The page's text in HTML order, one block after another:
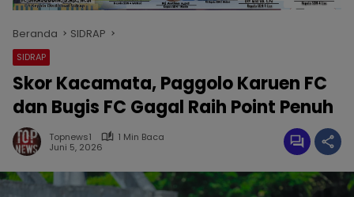
Beranda SIDRAP
SIDRAP
Skor Kacamata, Paggolo Karuen FC
dan Bugis FC Gagal Raih Point Penuh
Topnews1
1 Min Baca
Juni 5, 2026